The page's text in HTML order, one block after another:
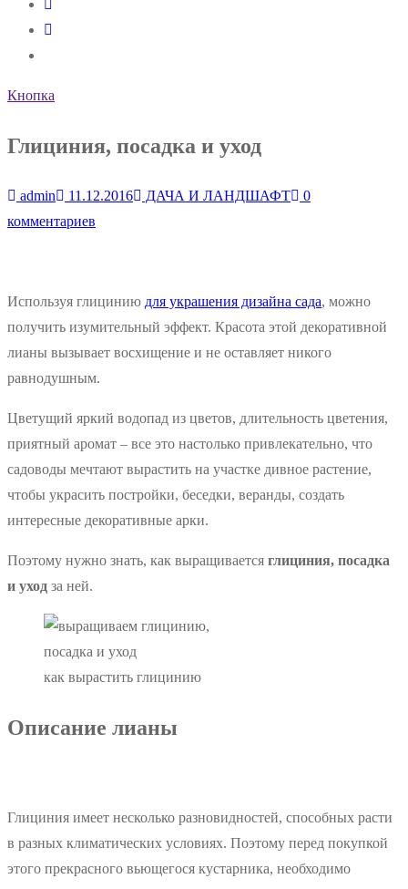
Кнопка
Глициния, посадка и уход
admin 11.12.2016 ДАЧА И ЛАНДШАФТ
0
комментариев
Используя глицинию для украшения дизайна сада, можно
получить изумительный эффект. Красота этой декоративной
лианы вызывает восхищение и не оставляет никого
равнодушным.
Цветущий яркий водопад из цветов, длительность цветения,
приятный аромат – все это настолько привлекательно, что
садоводы мечтают вырастить на участке дивное растение,
чтобы украсить постройки, беседки, веранды, создать
интересные декоративные арки.
Поэтому нужно знать, как выращивается глициния, посадка
и уход за ней.
как вырастить глицинию
Описание лианы
Глициния имеет несколько разновидностей, способных расти
в разных климатических условиях. Поэтому перед покупкой
этого прекрасного вьющегося кустарника, необходимо